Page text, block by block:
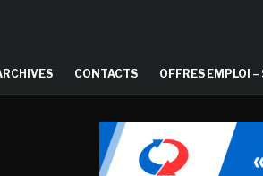
CONTACTS OFFRES EMPLOI –